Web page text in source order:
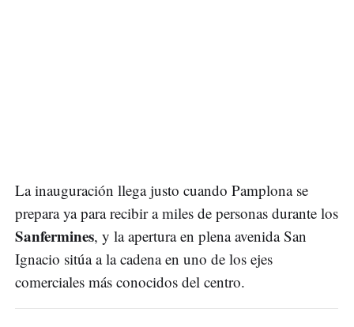
La inauguración llega justo cuando Pamplona se
prepara ya para recibir a miles de personas durante los
Sanfermines, y la apertura en plena avenida San
Ignacio sitúa a la cadena en uno de los ejes
comerciales más conocidos del centro.